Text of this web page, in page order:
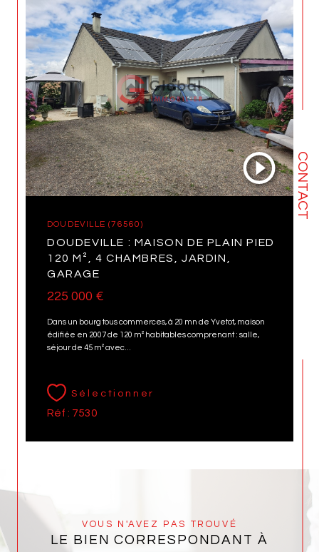
CONTACT
DOUDEVILLE (76560)
DOUDEVILLE : MAISON DE PLAIN PIED
120 M², 4 CHAMBRES, JARDIN,
GARAGE
225 000 €
Dans un bourg tous commerces, à 20 mn de Yvetot, maison
édifiée en 2007 de 120 m² habitables comprenant : salle,
séjour de 45 m² avec...
Sélectionner
Réf : 7530
VOUS N'AVEZ PAS TROUVÉ
LE BIEN CORRESPONDANT À